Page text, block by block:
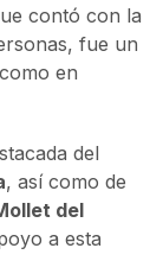
contó con la
fue un
en
del
, así como de
del
a esta